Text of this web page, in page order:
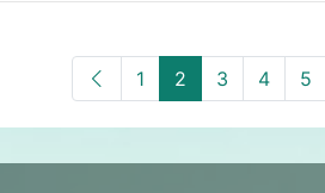
1 2 3 4 5